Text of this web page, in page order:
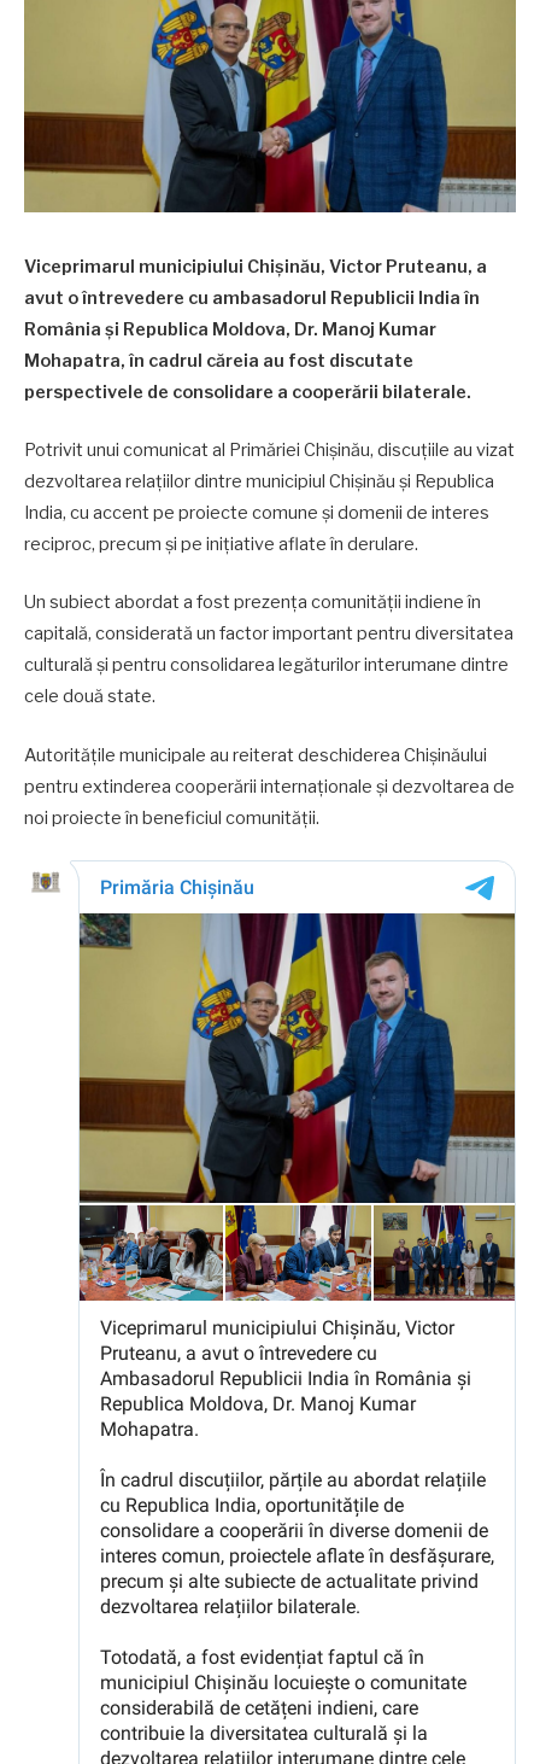
Viceprimarul municipiului Chișinău, Victor Pruteanu, a
avut o întrevedere cu ambasadorul Republicii India în
România și Republica Moldova, Dr. Manoj Kumar
Mohapatra, în cadrul căreia au fost discutate
perspectivele de consolidare a cooperării bilaterale.
Potrivit unui comunicat al Primăriei Chișinău, discuțiile au vizat
dezvoltarea relațiilor dintre municipiul Chișinău și Republica
India, cu accent pe proiecte comune și domenii de interes
reciproc, precum și pe inițiative aflate în derulare.
Un subiect abordat a fost prezența comunității indiene în
capitală, considerată un factor important pentru diversitatea
culturală și pentru consolidarea legăturilor interumane dintre
cele două state.
Autoritățile municipale au reiterat deschiderea Chișinăului
pentru extinderea cooperării internaționale și dezvoltarea de
noi proiecte în beneficiul comunității.